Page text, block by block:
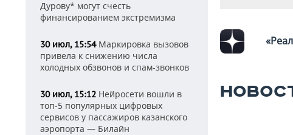
Дурову* могут счесть
финансированием экстремизма
30 июл, 15:54Маркировка вызовов
привела к снижению числа
холодных обзвонов и спам-звонков
30 июл, 15:12 Нейросети вошли в
топ-5 популярных цифровых
сервисов у пассажиров казанского
аэропорта — Билайн